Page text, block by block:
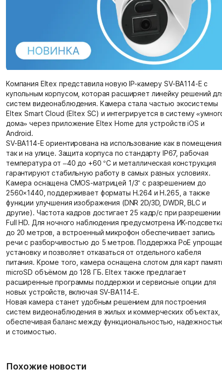
Компания Eltex представила новую IP-камеру SV-BA114-E с
купольным корпусом, которая расширяет линейку решений
систем видеонаблюдения. Камера стала частью экосистемы
Eltex Smart Cloud (Eltex SC) и интегрируется в систему
дома» через приложение Eltex Home для устройств iOS и
Android.
SV-BA114-E ориентирована на использование как в
так и на улице. Защита корпуса по стандарту IP67, рабочая
температура от –40 до +60 °C и металлическая конструкция
гарантируют стабильную работу в самых разных условиях.
Камера оснащена CMOS-матрицей 1/3” с разрешением до
2560×1440, поддерживает форматы H.264 и H.265, а также
функции улучшения изображения (DNR 2D/3D, DWDR, BLC и
другие). Частота кадров достигает 25 кадр/с при разрешении
Full HD. Для ночного наблюдения предусмотрена ИК-
до 20 метров, а встроенный микрофон обеспечивает запись
речи с разборчивостью до 5 метров. Поддержка PoE
установку и позволяет отказаться от отдельного кабеля
питания. Кроме того, камера оснащена слотом для карт
microSD объёмом до 128 ГБ. Eltex также предлагает
расширенные программы поддержки и сервисные опции для
новых устройств, включая SV-BA114-E.
Новая камера станет удобным решением для построения
систем видеонаблюдения в жилых и коммерческих объектах,
обеспечивая баланс между функциональностью,
и стоимостью.
Похожие новости